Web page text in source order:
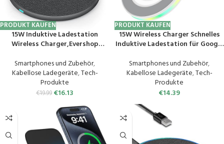
PRODUKT KAUFEN
15W Induktive Ladestation
Wireless Charger,Evershop
Qi Induktionsladegerät
Kompatibel für iPhone
15/14/13/12/11/XS/X/8/8
Plus,Samsung Galaxy S22 S21
Smartphones und Zubehör,
Kabellose Ladegeräte,Tech-
Produkte
€19.99 €16.13
PRODUKT KAUFEN
15W Wireless Charger Schnelles
Induktive Ladestation für Google
Kabelloses Handy Ladegerät
LadePad für Samsung Galaxy
S24/S23
Ultra/S23+/S22/S21/S20/S9/S8,
iPhone 15/14/13/12
Smartphones und Zubehör,
Kabellose Ladegeräte,Tech-
Produkte
€14.39